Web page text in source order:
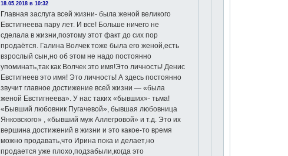
18.05.2018 в 10:32
Главная заслуга всей жизни- была женой великого
Евстигнеева пару лет. И все! Больше ничего не
сделала в жизни,поэтому этот факт до сих пор
продаётся. Галина Волчек тоже была его женой,есть
взрослый сын,но об этом не надо постоянно
упоминать,так как Волчек это имя!Это личность! Денис
Евстигнеев это имя! Это личность! А здесь постоянно
звучит главное достижение всей жизни — «была
женой Евстигнеева». У нас таких «бывших»- тьма!
«Бывший любовник Пугачевой», бывшая любовница
Янковского» , «бывший муж Аллегровой» и т.д. Это их
вершина достижений в жизни и это какое-то время
можно продавать,что Ирина пока и делает,но
продается уже плохо,подзабыли,когда это